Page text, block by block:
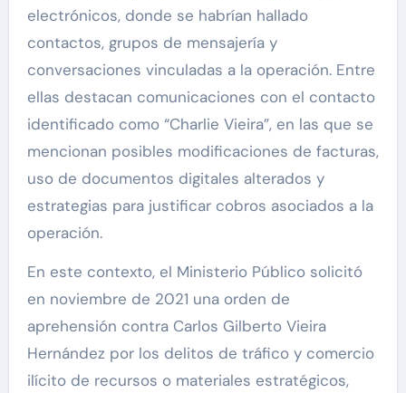
electrónicos, donde se habrían hallado
contactos, grupos de mensajería y
conversaciones vinculadas a la operación. Entre
ellas destacan comunicaciones con el contacto
identificado como “Charlie Vieira”, en las que se
mencionan posibles modificaciones de facturas,
uso de documentos digitales alterados y
estrategias para justificar cobros asociados a la
operación.
En este contexto, el Ministerio Público solicitó
en noviembre de 2021 una orden de
aprehensión contra Carlos Gilberto Vieira
Hernández por los delitos de tráfico y comercio
ilícito de recursos o materiales estratégicos,